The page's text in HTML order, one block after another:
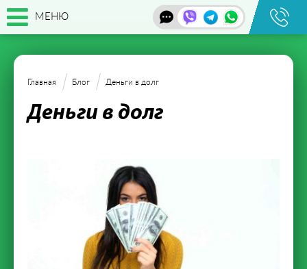
МЕНЮ
Главная Блог Деньги в долг
Деньги в долг